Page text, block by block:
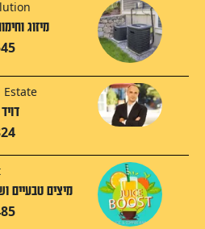
מיזוג
Estate
מיצים טבעיים